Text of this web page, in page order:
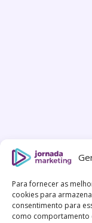
Para fornecer as
cookies para
consentimento para
como comportamento